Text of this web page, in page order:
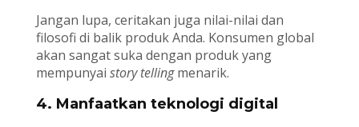
Jangan lupa, ceritakan juga nilai-nilai dan
filosofi di balik produk Anda. Konsumen global
akan sangat suka dengan produk yang
mempunyai story tellingmenarik.
4. Manfaatkan teknologi digital